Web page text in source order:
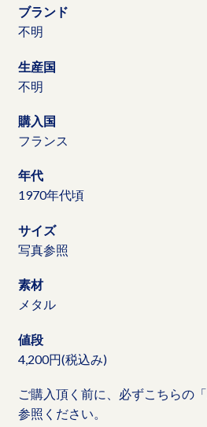
ブランド
不明
生産国
不明
購入国
フランス
年代
1970年代頃
サイズ
写真参照
素材
メタル
値段
4,200円(税込み)
ご購入頂く前に、必ずこちらの「
参照ください。